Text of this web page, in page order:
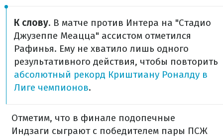
К слову. В матче против Интера на "Стадио
Джузеппе Меацца" ассистом отметился
Рафинья. Ему не хватило лишь одного
результативного действия, чтобы повторить
абсолютный рекорд Криштиану Роналду в
Лиге чемпионов.
Отметим, что в финале подопечные
Индзаги сыграют с победителем пары ПСЖ